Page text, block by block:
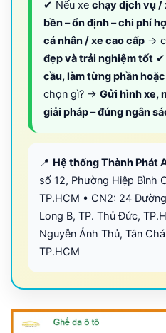
✔ Nếu xe chạy dịch vụ /
bền – ổn định – chi phí
cá nhân / xe cao cấp →
đẹp và trải nghiệm tốt ✔
cầu, làm từng phần
chọn gì? → Gửi hình xe,
giải pháp – đúng ngân
📍 Hệ thống Thành Phát
số 12, Phường Hiệp Bình
TP.HCM • CN2: 24
Long B, TP. Thủ Đức,
Nguyễn Ảnh Thủ, Tân
TP.HCM